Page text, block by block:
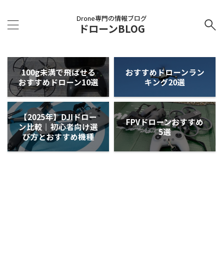
Drone専門の情報ブログ
ドローンBLOG
100g未満で飛ばせる
おすすめドローン10選
おすすめドローンラン
キング20選
【2025年】DJIドロー
ン比較｜初心者向け選
び方とおすすめ機種
FPVドローンおすすめ
5選